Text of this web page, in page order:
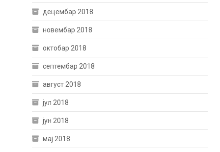
децембар 2018
новембар 2018
октобар 2018
септембар 2018
август 2018
јул 2018
јун 2018
мај 2018